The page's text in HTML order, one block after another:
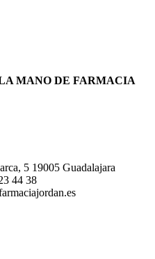
MANO DE FARMACIA
5 19005 Guadalajara
44 38